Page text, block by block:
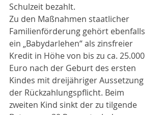
Schulzeit bezahlt.
Zu den Maßnahmen staatlicher
Familienförderung gehört ebenfalls
ein „Babydarlehen“ als zinsfreier
Kredit in Höhe von bis zu ca. 25.000
Euro nach der Geburt des ersten
Kindes mit dreijähriger Aussetzung
der Rückzahlungspflicht. Beim
zweiten Kind sinkt der zu tilgende